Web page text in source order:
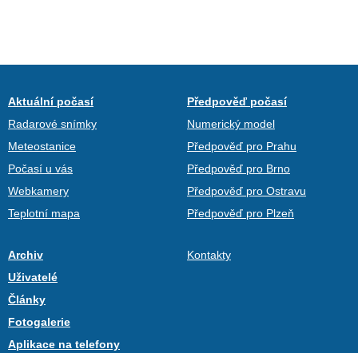
Aktuální počasí
Radarové snímky
Meteostanice
Počasí u vás
Webkamery
Teplotní mapa
Předpověď počasí
Numerický model
Předpověď pro Prahu
Předpověď pro Brno
Předpověď pro Ostravu
Předpověď pro Plzeň
Archiv
Uživatelé
Články
Fotogalerie
Aplikace na telefony
Kontakty